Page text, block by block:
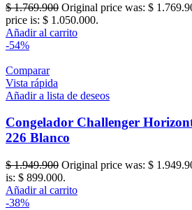
$1.769.900 Original price was: $
price is: $ 1.050.000.
Añadir al carrito
-54%
Comparar
Vista rápida
Añadir a lista de deseos
Congelador Challenger
226 Blanco
$1.949.900 Original price was: $
is: $ 899.000.
Añadir al carrito
-38%